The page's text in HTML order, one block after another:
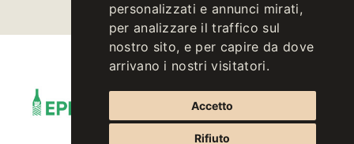
personalizzati e annunci mirati,
per analizzare il traffico sul
nostro sito, e per capire da dove
arrivano i nostri visitatori.
Accetto
Rifiuto